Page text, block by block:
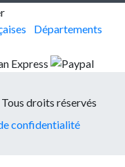
Départements
droits réservés
confidentialité